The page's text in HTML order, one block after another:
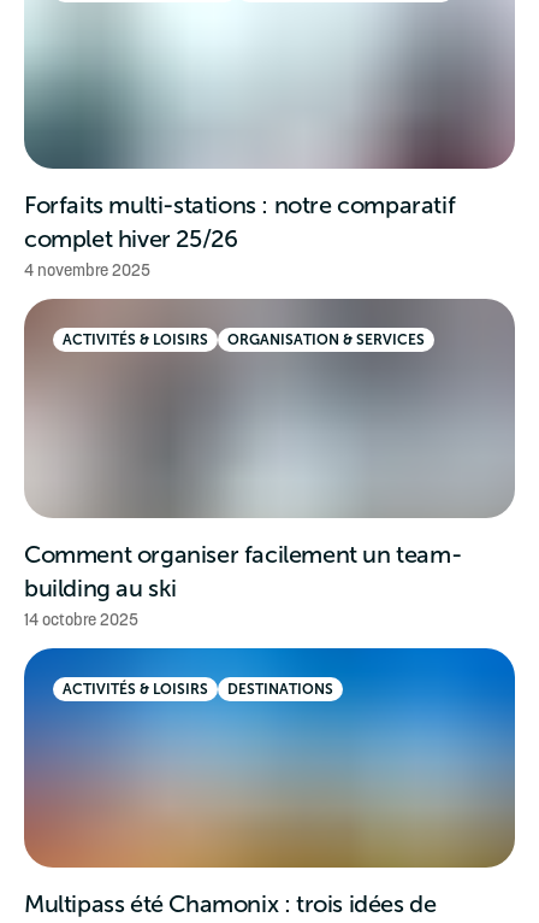
Forfaits multi-stations : notre comparatif
complet hiver 25/26
4 novembre 2025
ACTIVITÉS & LOISIRS ORGANISATION & SERVICES
Comment organiser facilement un team-
building au ski
14 octobre 2025
ACTIVITÉS & LOISIRS DESTINATIONS
Multipass été Chamonix : trois idées de